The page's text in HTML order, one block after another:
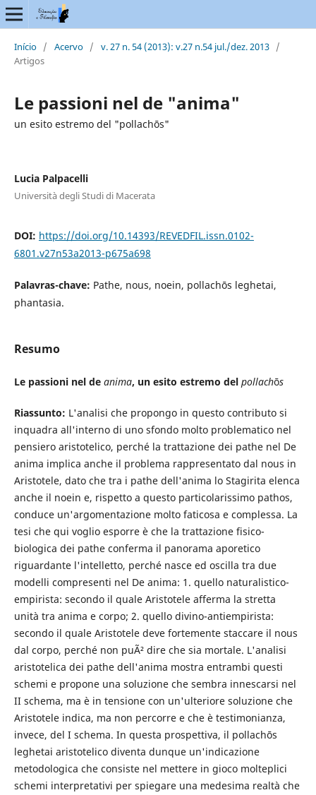
Início / Acervo / v. 27 n. 54 (2013): v.27 n.54 jul./dez. 2013 /
Artigos
Le passioni nel de "anima"
un esito estremo del "pollachōs"
Lucia Palpacelli
Università degli Studi di Macerata
DOI: https://doi.org/10.14393/REVEDFIL.issn.0102-
6801.v27n53a2013-p675a698
Palavras-chave: Pathe, nous, noein, pollachōs leghetai,
phantasia.
Resumo
Le passioni nel de anima, un esito estremo del pollachōs
Riassunto: L'analisi che propongo in questo contributo si
inquadra all'interno di uno sfondo molto problematico nel
pensiero aristotelico, perché la trattazione dei pathe nel De
anima implica anche il problema rappresentato dal nous in
Aristotele, dato che tra i pathe dell'anima lo Stagirita elenca
anche il noein e, rispetto a questo particolarissimo pathos,
conduce un'argomentazione molto faticosa e complessa. La
tesi che qui voglio esporre è che la trattazione fisico-
biologica dei pathe conferma il panorama aporetico
riguardante l'intelletto, perché nasce ed oscilla tra due
modelli compresenti nel De anima: 1. quello naturalistico-
empirista: secondo il quale Aristotele afferma la stretta
unità tra anima e corpo; 2. quello divino-antiempirista:
secondo il quale Aristotele deve fortemente staccare il nous
dal corpo, perché non puÃ² dire che sia mortale. L'analisi
aristotelica dei pathe dell'anima mostra entrambi questi
schemi e propone una soluzione che sembra innescarsi nel
II schema, ma è in tensione con un'ulteriore soluzione che
Aristotele indica, ma non percorre e che è testimonianza,
invece, del I schema. In questa prospettiva, il pollachōs
leghetai aristotelico diventa dunque un'indicazione
metodologica che consiste nel mettere in gioco molteplici
schemi interpretativi per spiegare una medesima realtà che